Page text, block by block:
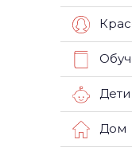
Дети
Дом